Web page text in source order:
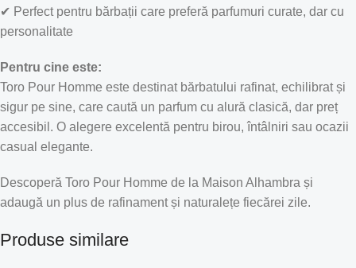
✔ Perfect pentru bărbații care preferă parfumuri curate, dar cu
personalitate
Pentru cine este:
Toro Pour Homme este destinat bărbatului rafinat, echilibrat și
sigur pe sine, care caută un parfum cu alură clasică, dar preț
accesibil. O alegere excelentă pentru birou, întâlniri sau ocazii
casual elegante.
Descoperă Toro Pour Homme de la Maison Alhambra și
adaugă un plus de rafinament și naturalețe fiecărei zile.
Produse similare